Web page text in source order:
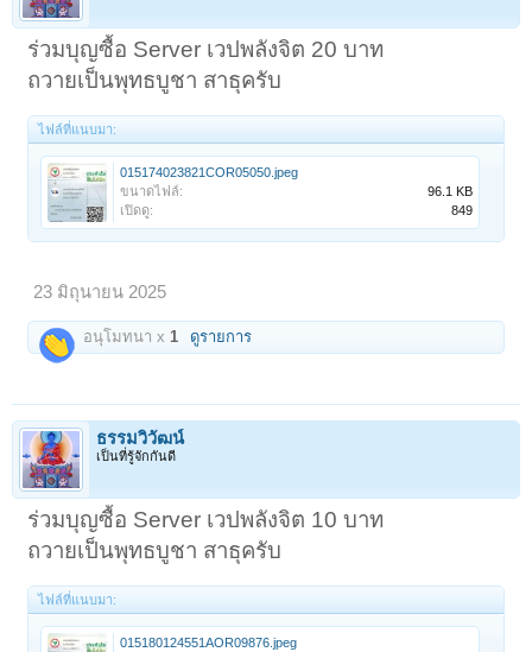
ร่วมบุญซื้อ Server เวปพลังจิต 20 บาท
ถวายเป็นพุทธบูชา สาธุครับ
ไฟล์ที่แนบมา:
015174023821COR05050.jpeg
ขนาดไฟล์:
96.1 KB
เปิดดู:
849
23 มิถุนายน 2025
อนุโมทนา x 1 ดูรายการ
ธรรมวิวัฒน์
เป็นที่รู้จักกันดี
ร่วมบุญซื้อ Server เวปพลังจิต 10 บาท
ถวายเป็นพุทธบูชา สาธุครับ
ไฟล์ที่แนบมา:
015180124551AOR09876.jpeg